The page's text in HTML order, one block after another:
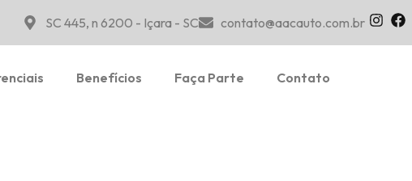
SC 445, n 6200 - Içara - SC contato@aacauto.com.br
Benefícios Faça Parte Contato